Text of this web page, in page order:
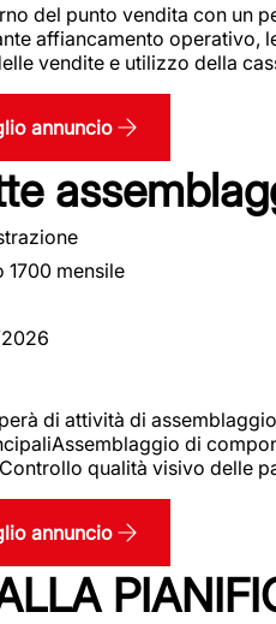
del punto vendita con
affiancamento operativo,
vendite e utilizzo della
annuncio
1700 mensile
di attività di
di
qualità visivo delle
annuncio